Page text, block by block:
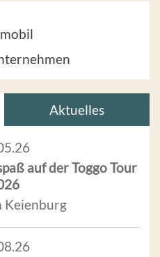
Aktuelles
auf der Toggo Tour
Keienburg